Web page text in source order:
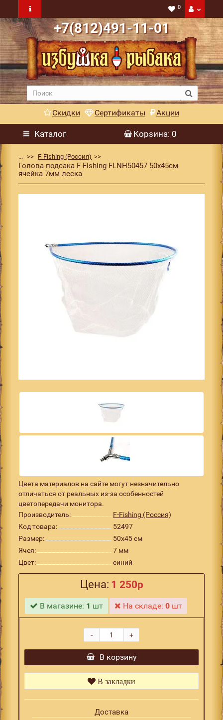
0
+7(812)491-11-01
Скидки Сертификаты Акции
Каталог Корзина: 0
... F-Fishing (Россия)
Голова подсака F-Fishing FLNH50457 50х45см
ячейка 7мм леска
Цвета материалов на сайте могут незначительно
отличаться от реальных из-за особенностей
цветопередачи монитора.
Производитель:
F-Fishing (Россия)
Код товара:
52497
Размер:
50x45 см
Ячея:
7 мм
Цвет:
синий
Цена: 1 250р
В магазине: 1 шт На складе:0 шт
+
-
В корзину
В закладки
Доставка